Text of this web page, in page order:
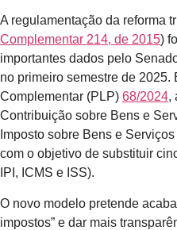
A regulamentação da reforma
Complementar 214, de 2015)
importantes dados pelo
no primeiro semestre de
Complementar (PLP) 68/2024,
Contribuição sobre Bens e
Imposto sobre Bens e
com o objetivo de substituir
IPI, ICMS e ISS).
O novo modelo pretende
impostos” e dar mais